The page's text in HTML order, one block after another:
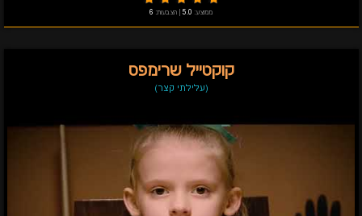
ממוצע: 5.0 הצבעות: 6
קוקטייל שרימפס
(עלילתי קצר)